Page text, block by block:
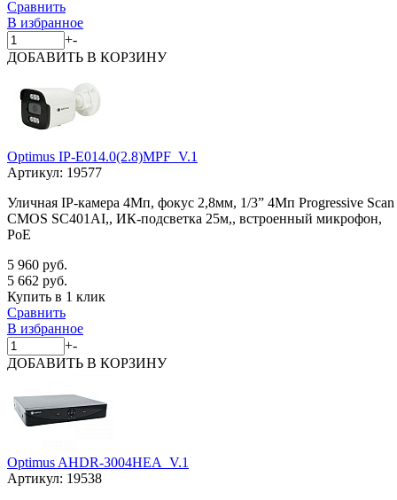
Сравнить
В избранное
+-
ДОБАВИТЬ В КОРЗИНУ
Optimus IP-E014.0(2.8)MPF_V.1
Артикул: 19577
Уличная IP-камера 4Мп, фокус 2,8мм, 1/3” 4Мп Progressive Scan
CMOS SC401AI,, ИК-подсветка 25м,, встроенный микрофон,
PoE
5 960 руб.
5 662 руб.
Купить в 1 клик
Сравнить
В избранное
+-
ДОБАВИТЬ В КОРЗИНУ
Optimus AHDR-3004HEA_V.1
Артикул: 19538